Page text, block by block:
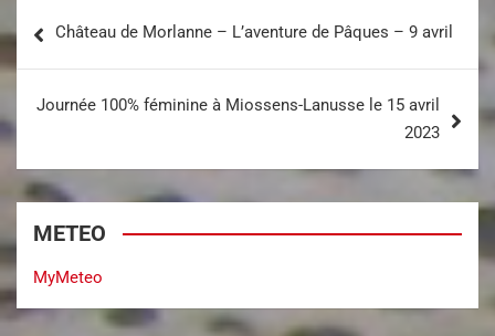
Château de Morlanne – L’aventure de Pâques – 9 avril
Journée 100% féminine à Miossens-Lanusse le 15 avril
2023
METEO
MyMeteo